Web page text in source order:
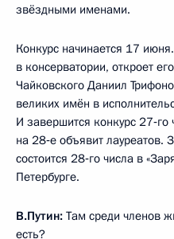
звёздными именами.
Конкурс начинается 17
в консерватории, откроет
Чайковского Даниил
великих имён в
И завершится конкурс
на 28‑е объявит лауреатов.
состоится 28‑го числа в
Петербурге.
В.Путин: Там среди членов
есть?